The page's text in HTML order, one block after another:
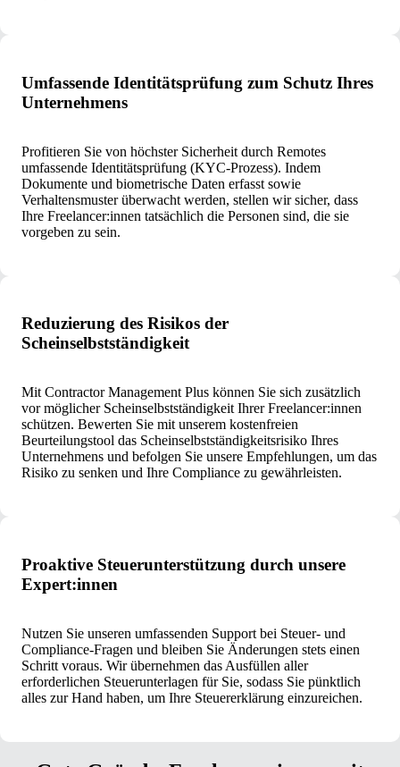
Umfassende Identitätsprüfung zum Schutz Ihres
Unternehmens
Profitieren Sie von höchster Sicherheit durch Remotes
umfassende Identitätsprüfung (KYC‑Prozess). Indem
Dokumente und biometrische Daten erfasst sowie
Verhaltensmuster überwacht werden, stellen wir sicher, dass
Ihre Freelancer:innen tatsächlich die Personen sind, die sie
vorgeben zu sein.
Reduzierung des Risikos der
Scheinselbstständigkeit
Mit Contractor Management Plus können Sie sich zusätzlich
vor möglicher Scheinselbstständigkeit Ihrer Freelancer:innen
schützen. Bewerten Sie mit unserem kostenfreien
Beurteilungstool das Scheinselbstständigkeitsrisiko Ihres
Unternehmens und befolgen Sie unsere Empfehlungen, um das
Risiko zu senken und Ihre Compliance zu gewährleisten.
Proaktive Steuerunterstützung durch unsere
Expert:innen
Nutzen Sie unseren umfassenden Support bei Steuer- und
Compliance-Fragen und bleiben Sie Änderungen stets einen
Schritt voraus. Wir übernehmen das Ausfüllen aller
erforderlichen Steuerunterlagen für Sie, sodass Sie pünktlich
alles zur Hand haben, um Ihre Steuererklärung einzureichen.